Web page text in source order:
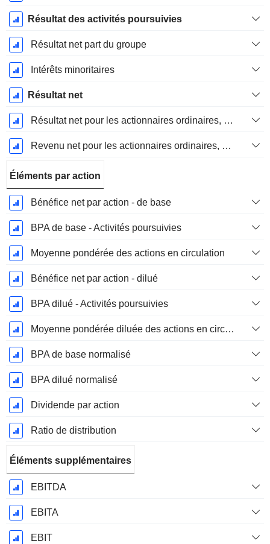
Résultat des activités poursuivies
Résultat net part du groupe
Intérêts minoritaires
Résultat net
Résultat net pour les actionnaires ordinaires, éléments exceptionnels inclus.
Revenu net pour les actionnaires ordinaires, hors éléments exceptionnelsRésultat net pour les actionnaires ordinaires, éléments exceptionnels exclus.
Éléments par action
Bénéfice net par action - de base
BPA de base - Activités poursuivies
Moyenne pondérée des actions en circulation
Bénéfice net par action - dilué
BPA dilué - Activités poursuivies
Moyenne pondérée diluée des actions en circulation
BPA de base normalisé
BPA dilué normalisé
Dividende par action
Ratio de distribution
Éléments supplémentaires
EBITDA
EBITA
EBIT